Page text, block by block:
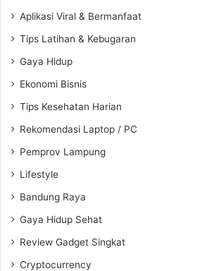
Aplikasi Viral & Bermanfaat
Tips Latihan & Kebugaran
Gaya Hidup
Ekonomi Bisnis
Tips Kesehatan Harian
Rekomendasi Laptop / PC
Pemprov Lampung
Lifestyle
Bandung Raya
Gaya Hidup Sehat
Review Gadget Singkat
Cryptocurrency